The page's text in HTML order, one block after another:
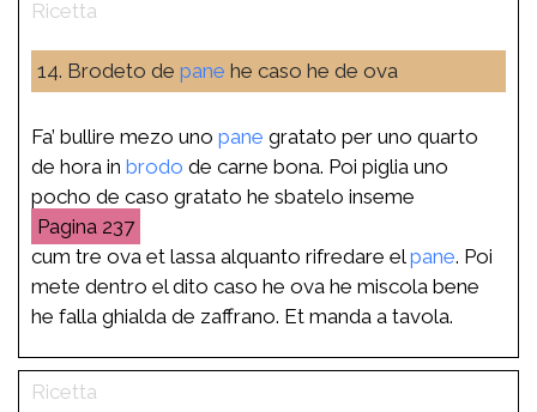
14. Brodeto de pane he caso he de ova
Fa’ bullire mezo uno pane gratato per uno quarto
de hora in brodo de carne bona. Poi piglia uno
pocho de caso gratato he sbatelo inseme
237
cum tre ova et lassa alquanto rifredare elpane. Poi
mete dentro el dito caso he ova he miscola bene
he falla ghialda de zaffrano. Et manda a tavola.